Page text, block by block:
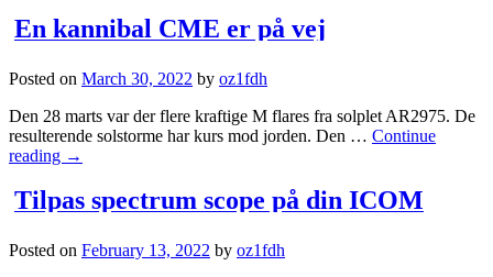
En kannibal CME er på vej
Posted on March 30, 2022 by oz1fdh
Den 28 marts var der flere kraftige M flares fra solplet AR2975. De
resulterende solstorme har kurs mod jorden. Den … Continue
reading →
Tilpas spectrum scope på din ICOM
Posted on February 13, 2022 by oz1fdh